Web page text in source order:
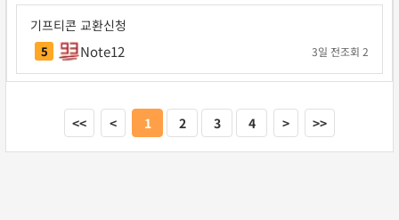
기프티콘 교환신청
5 Note12 3일 전조회 2
<< < 1 2 3 4 > >>